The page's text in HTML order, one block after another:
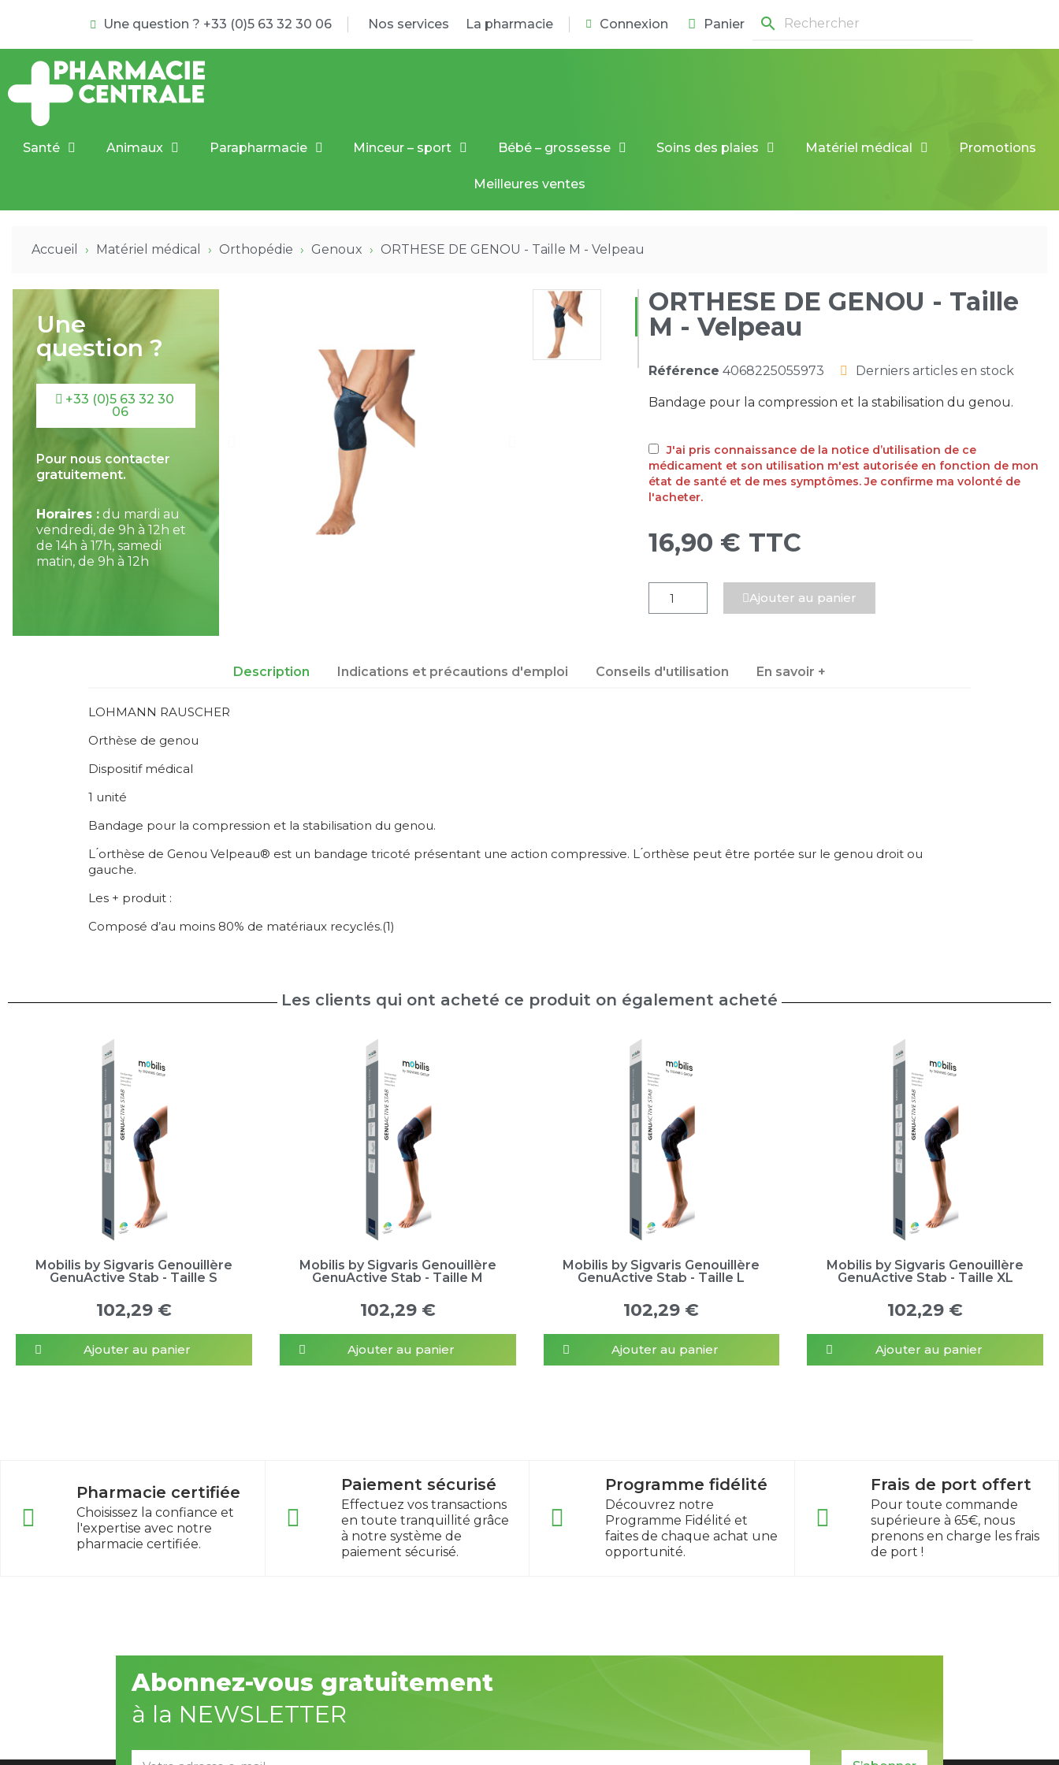
Une question ? +33 (0)5 63 32 30 06 Nos services La pharmacie Connexion Panier search
Santé Animaux Parapharmacie Minceur – sport Bébé – grossesse Soins des plaies Matériel médical Promotions
Meilleures ventes
Accueil Matériel médical Orthopédie Genoux ORTHESE DE GENOU - Taille M - Velpeau
Une
question ?
+33 (0)5 63 32 30
06
Pour nous contacter
gratuitement.
Horaires : du mardi au
vendredi, de 9h à 12h et
de 14h à 17h, samedi
matin, de 9h à 12h
ORTHESE DE GENOU - Taille
M - Velpeau
Référence 4068225055973 Derniers articles en stock
Bandage pour la compression et la stabilisation du genou.
J'ai pris connaissance de la notice d’utilisation de ce
médicament et son utilisation m'est autorisée en fonction de mon
état de santé et de mes symptômes. Je confirme ma volonté de
l'acheter.
16,90 € TTC
Ajouter au panier
Description Indications et précautions d'emploi Conseils d'utilisation En savoir +
LOHMANN RAUSCHER
Orthèse de genou
Dispositif médical
1 unité
Bandage pour la compression et la stabilisation du genou.
L ́orthèse de Genou Velpeau® est un bandage tricoté présentant une action compressive. L ́orthèse peut être portée sur le genou droit ou
gauche.
Les + produit :
Composé d’au moins 80% de matériaux recyclés.(1)
Les clients qui ont acheté ce produit on également acheté
Mobilis by Sigvaris Genouillère
GenuActive Stab - Taille S
102,29 €
Ajouter au panier
Mobilis by Sigvaris Genouillère
GenuActive Stab - Taille M
102,29 €
Ajouter au panier
Mobilis by Sigvaris Genouillère
GenuActive Stab - Taille L
102,29 €
Ajouter au panier
Mobilis by Sigvaris Genouillère
GenuActive Stab - Taille XL
102,29 €
Ajouter au panier
Pharmacie certifiée
Choisissez la confiance et
l'expertise avec notre
pharmacie certifiée.
Paiement sécurisé
Effectuez vos transactions
en toute tranquillité grâce
à notre système de
paiement sécurisé.
Programme fidélité
Découvrez notre
Programme Fidélité et
faites de chaque achat une
opportunité.
Frais de port offert
Pour toute commande
supérieure à 65€, nous
prenons en charge les frais
de port !
Abonnez-vous gratuitement
à la NEWSLETTER